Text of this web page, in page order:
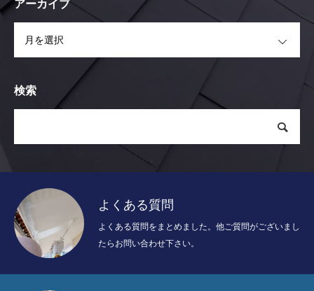
アーカイブ
検索
よくある質問
よくある質問をまとめました。他ご質問がございまし
たらお問い合わせ下さい。